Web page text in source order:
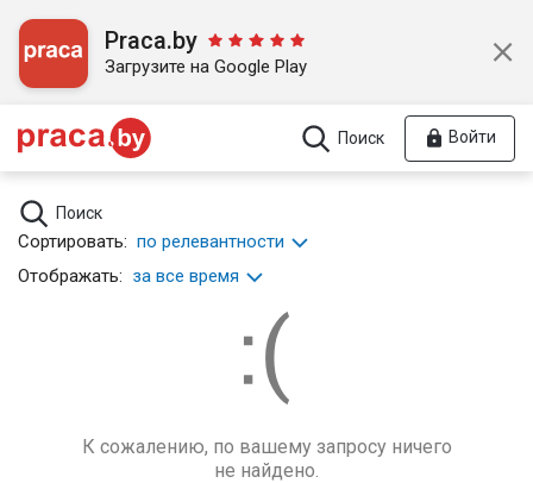
Praca.by
Загрузите на Google Play
Поиск Войти
Поиск
Сортировать: по релевантности
Отображать: за все время
К сожалению, по вашему запросу ничего
не найдено.